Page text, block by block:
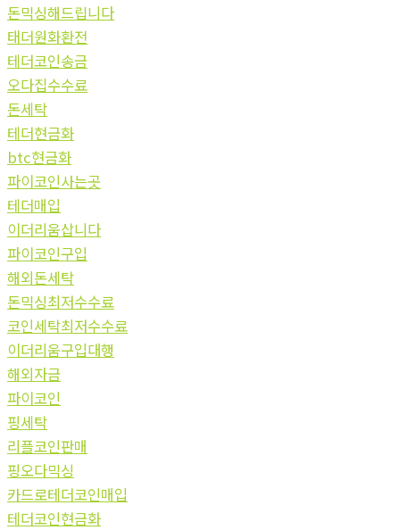
돈믹싱해드립니다
태더원화환전
테더코인송금
오다집수수료
돈세탁
테더현금화
btc현금화
파이코인사는곳
테더매입
이더리움삽니다
파이코인구입
해외돈세탁
돈믹싱최저수수료
코인세탁최저수수료
이더리움구입대행
해외자금
파이코인
핑세탁
리플코인판매
핑오다믹싱
카드로테더코인매입
테더코인현금화